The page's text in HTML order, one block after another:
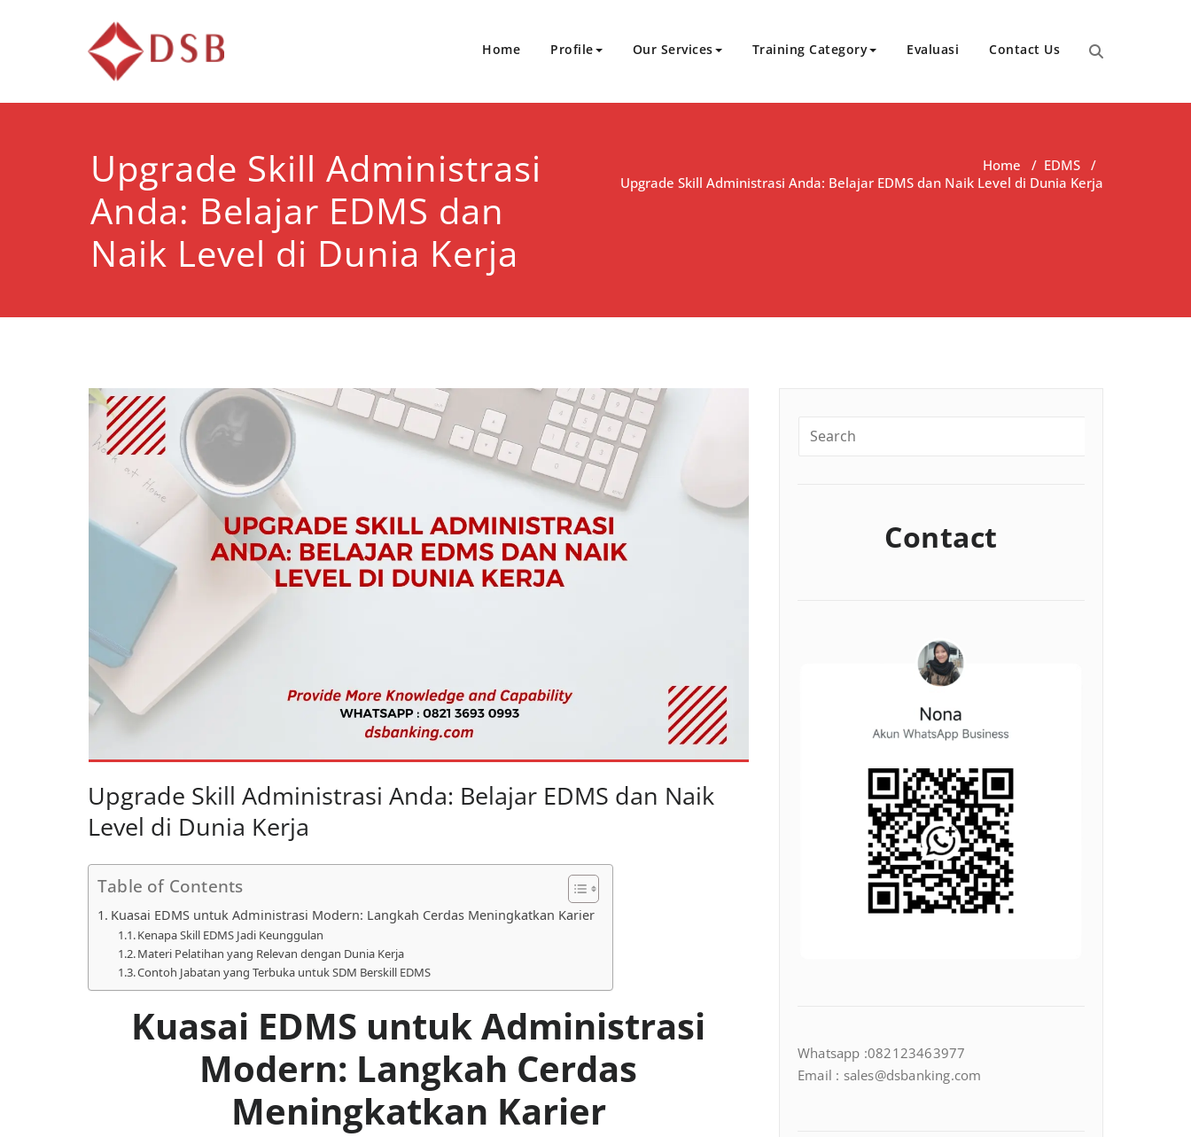
Home Profile Our Services Training Category Evaluasi Contact Us
Upgrade Skill Administrasi
Anda: Belajar EDMS dan
Naik Level di Dunia Kerja
Home / EDMS /
Upgrade Skill Administrasi Anda: Belajar EDMS dan Naik Level di Dunia Kerja
Upgrade Skill Administrasi Anda: Belajar EDMS dan Naik
Level di Dunia Kerja
Table of Contents
Kuasai EDMS untuk Administrasi Modern: Langkah Cerdas Meningkatkan Karier
Kenapa Skill EDMS Jadi Keunggulan
Materi Pelatihan yang Relevan dengan Dunia Kerja
Contoh Jabatan yang Terbuka untuk SDM Berskill EDMS
Kuasai EDMS untuk Administrasi
Modern: Langkah Cerdas
Meningkatkan Karier
Contact
Whatsapp :082123463977
Email : sales@dsbanking.com